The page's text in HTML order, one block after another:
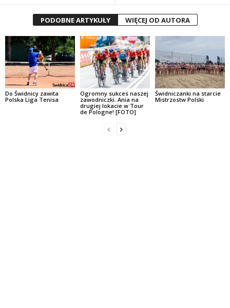
PODOBNE ARTYKUŁY WIĘCEJ OD AUTORA
Do Świdnicy zawita
Polska Liga Tenisa
Ogromny sukces naszej
zawodniczki. Ania na
drugiej lokacie w Tour
de Pologne! [FOTO]
Świdniczanki na starcie
Mistrzostw Polski